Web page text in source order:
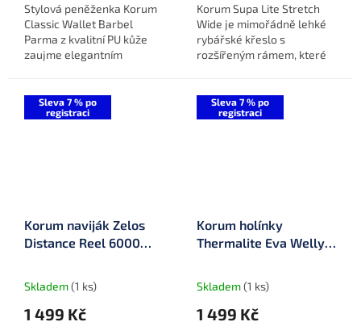
Stylová peněženka Korum
Classic Wallet Barbel
Parma z kvalitní PU kůže
zaujme elegantním
Steva Phillipse. Praktické
vnitřní...
Korum Supa Lite Stretch
Wide je mimořádně lehké
rybářské křeslo s
rozšířeným rámem, které
minimální hmotnosti.
Kombinace inovativního...
Sleva 7 % po
registraci
Korum naviják Zelos
Distance Reel 6000
Skladem(1 ks)
1 499 Kč
Sleva 7 % po
registraci
Korum holínky
Thermalite Eva Welly
Skladem(1 ks)
1 499 Kč